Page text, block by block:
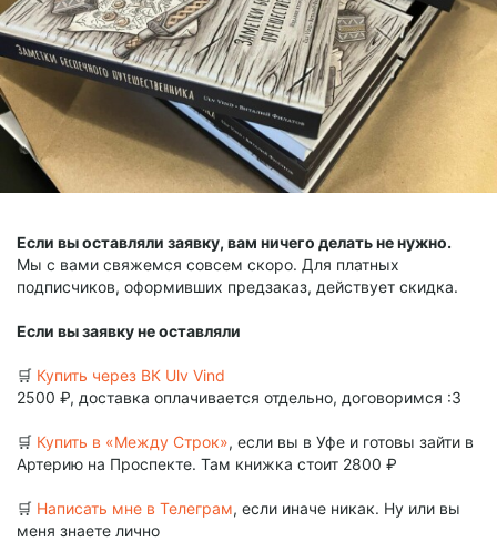
Если вы оставляли заявку, вам ничего делать не нужно.
Мы с вами свяжемся совсем скоро. Для платных
подписчиков, оформивших предзаказ, действует скидка.
Если вы заявку не оставляли
🛒 Купить через ВК Ulv Vind
2500 ₽, доставка оплачивается отдельно, договоримся :3
🛒 Купить в «Между Строк», если вы в Уфе и готовы зайти в
Артерию на Проспекте. Там книжка стоит 2800 ₽
🛒 Написать мне в Телеграм, если иначе никак. Ну или вы
меня знаете лично